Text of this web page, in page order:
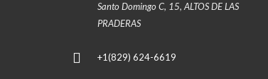
Santo Domingo C, 15, ALTOS DE LAS
PRADERAS
+1(829) 624-6619